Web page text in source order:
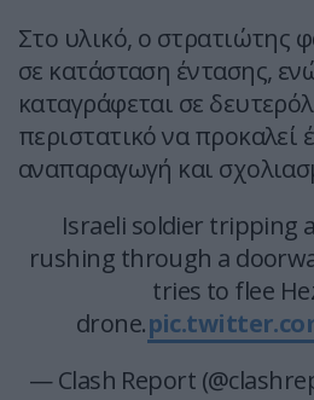
Στο υλικό, ο στρατιώτης
σε κατάσταση έντασης,
καταγράφεται σε
περιστατικό να προκαλεί
αναπαραγωγή και
Israeli soldier tripping
rushing through a
tries to flee
drone.
— Clash Report